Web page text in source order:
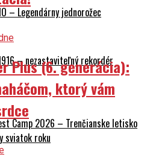
– Legendárny jednorožec
– nezastaviteľný rekordér
Camp 2026 – Trenčianske letisko
sviatok roku
Plus (6. generácia):
ktorý vám